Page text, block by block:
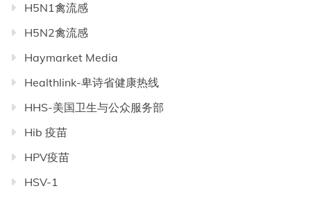
H5N1禽流感
H5N2禽流感
Haymarket Media
Healthlink-卑诗省健康热线
HHS-美国卫生与公众服务部
Hib 疫苗
HPV疫苗
HSV-1